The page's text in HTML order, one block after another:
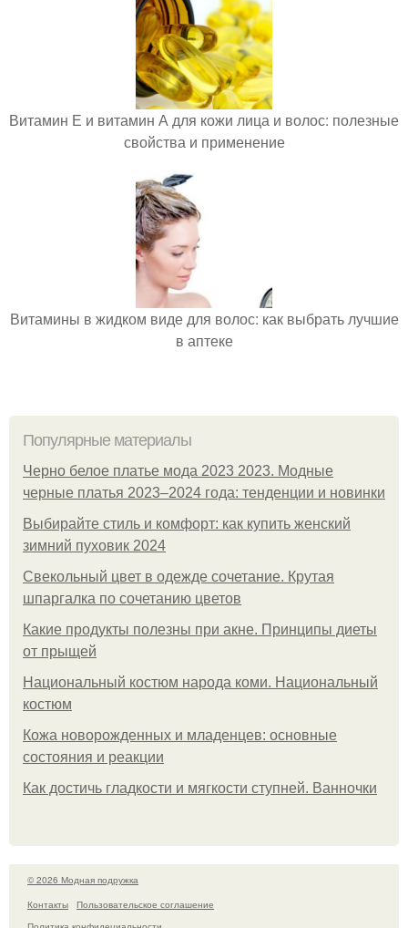
Витамин Е и витамин А для кожи лица и волос: полезные
свойства и применение
Витамины в жидком виде для волос: как выбрать лучшие
в аптеке
Популярные материалы
Черно белое платье мода 2023 2023. Модные
черные платья 2023–2024 года: тенденции и новинки
Выбирайте стиль и комфорт: как купить женский
зимний пуховик 2024
Свекольный цвет в одежде сочетание. Крутая
шпаргалка по сочетанию цветов
Какие продукты полезны при акне. Принципы диеты
от прыщей
Национальный костюм народа коми. Национальный
костюм
Кожа новорожденных и младенцев: основные
состояния и реакции
Как достичь гладкости и мягкости ступней. Ванночки
© 2026 Модная подружка
Контакты
Пользовательское соглашение